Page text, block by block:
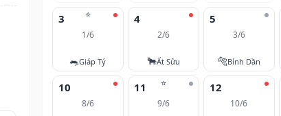
⭐
3
1/6
🐀Giáp Tý
4
2/6
🐂Ất Sửu
5
3/6
🐅Bính Dần
10
8/6
⭐
11
9/6
12
10/6